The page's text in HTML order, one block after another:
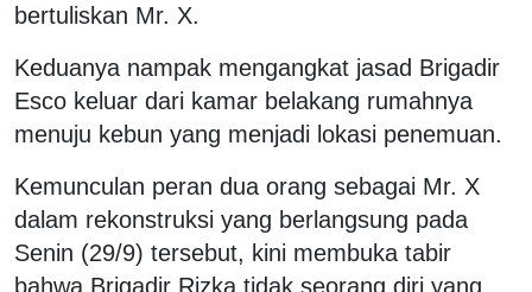
bertuliskan Mr. X.
Keduanya nampak mengangkat jasad Brigadir
Esco keluar dari kamar belakang rumahnya
menuju kebun yang menjadi lokasi penemuan.
Kemunculan peran dua orang sebagai Mr. X
dalam rekonstruksi yang berlangsung pada
Senin (29/9) tersebut, kini membuka tabir
bahwa Brigadir Rizka tidak seorang diri yang